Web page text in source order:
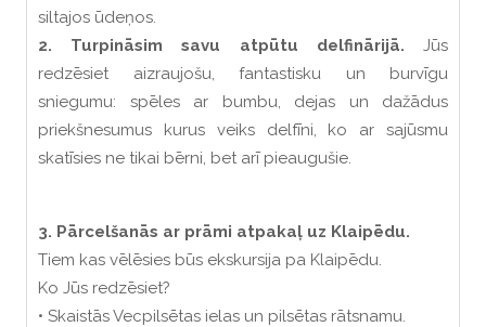
siltajos ūdeņos.
2. Turpināsim savu atpūtu delfinārijā. Jūs
redzēsiet aizraujošu, fantastisku un burvīgu
sniegumu: spēles ar bumbu, dejas un dažādus
priekšnesumus kurus veiks delfīni, ko ar sajūsmu
skatīsies ne tikai bērni, bet arī pieaugušie.
3. Pārcelšanās ar prāmi atpakaļ uz Klaipēdu.
Tiem kas vēlēsies būs ekskursija pa Klaipēdu.
Ko Jūs redzēsiet?
• Skaistās Vecpilsētas ielas un pilsētas rātsnamu.